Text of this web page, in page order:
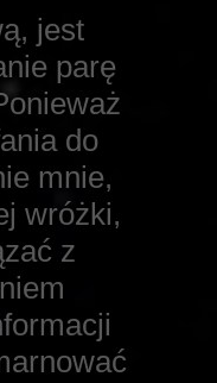
jest
parę
do
mnie,
wróżki,
z